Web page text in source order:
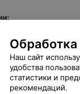
и
медицина:
Наш сайт
удобства
статистики и
рекомендаций.